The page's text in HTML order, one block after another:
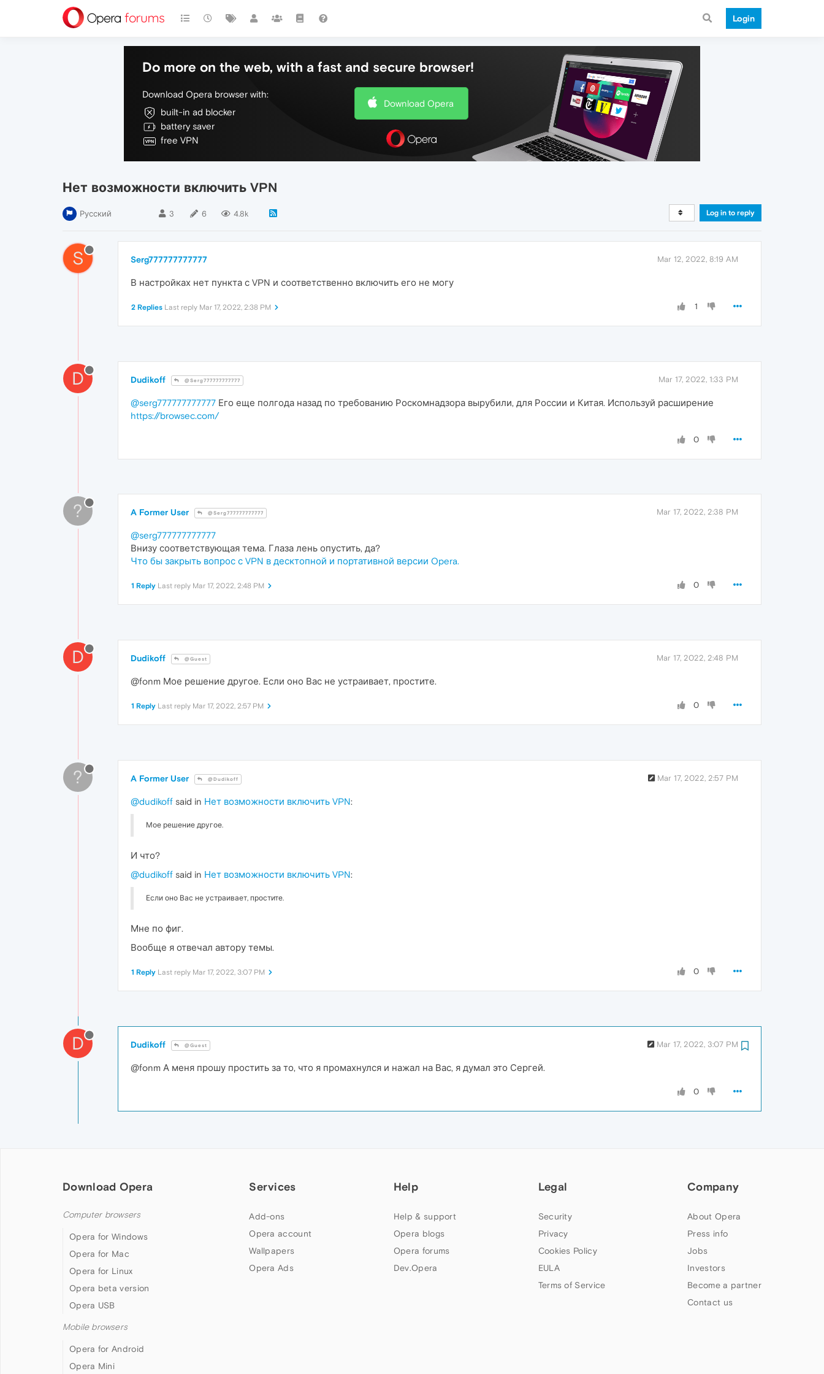
Login
Do more on the web, with a fast and secure browser!
Download Opera browser with:
built-in ad blocker
battery saver
free VPN
Download Opera
Нет возможности включить VPN
Русский 3 6 4.8k Log in to reply
S Serg777777777777 Mar 12, 2022, 8:19 AM
В настройках нет пункта с VPN и соответственно включить его не могу
1
2 Replies Last reply Mar 17, 2022, 2:38 PM
D Dudikoff @Serg777777777777 Mar 17, 2022, 1:33 PM
@serg777777777777 Его еще полгода назад по требованию Роскомнадзора вырубили, для России и Китая. Используй расширение
https://browsec.com/
0
? A Former User @Serg777777777777 Mar 17, 2022, 2:38 PM
@serg777777777777
Внизу соответствующая тема. Глаза лень опустить, да?
Что бы закрыть вопрос с VPN в десктопной и портативной версии Opera.
0
1 Reply Last reply Mar 17, 2022, 2:48 PM
D Dudikoff @Guest Mar 17, 2022, 2:48 PM
@fonm Мое решение другое. Если оно Вас не устраивает, простите.
0
1 Reply Last reply Mar 17, 2022, 2:57 PM
? A Former User @Dudikoff Mar 17, 2022, 2:57 PM
@dudikoff said in Нет возможности включить VPN:
Мое решение другое.
И что?
@dudikoff said in Нет возможности включить VPN:
Если оно Вас не устраивает, простите.
Мне по фиг.
Вообще я отвечал автору темы.
0
1 Reply Last reply Mar 17, 2022, 3:07 PM
D Dudikoff @Guest Mar 17, 2022, 3:07 PM
@fonm А меня прошу простить за то, что я промахнулся и нажал на Вас, я думал это Сергей.
0
Download Opera
Computer browsers
Opera for Windows
Opera for Mac
Opera for Linux
Opera beta version
Opera USB
Mobile browsers
Opera for Android
Opera Mini
Services
Add-ons
Opera account
Wallpapers
Opera Ads
Help
Help & support
Opera blogs
Opera forums
Dev.Opera
Legal
Security
Privacy
Cookies Policy
EULA
Terms of Service
Company
About Opera
Press info
Jobs
Investors
Become a partner
Contact us